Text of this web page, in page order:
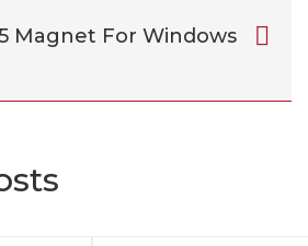
Magnet For Windows